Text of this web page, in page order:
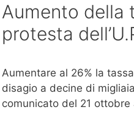
Aumento della
protesta
Aumentare al 26% la
disagio a decine di
comunicato del 21